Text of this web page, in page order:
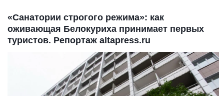
«Санатории строгого режима»: как
оживающая Белокуриха принимает первых
туристов. Репортаж altapress.ru